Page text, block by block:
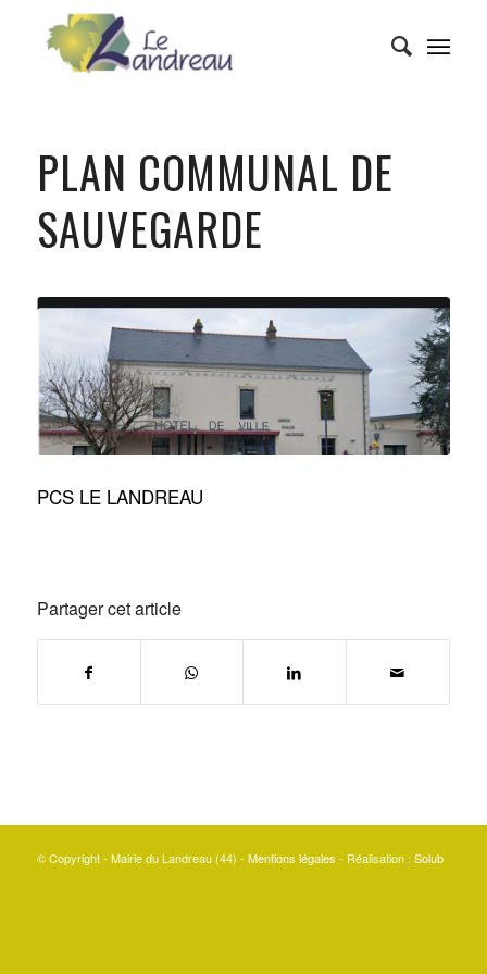
PLAN COMMUNAL DE
SAUVEGARDE
PCS LE LANDREAU
Partager cet article
© Copyright - Mairie du Landreau (44) - Mentions légales - Réalisation : Solub